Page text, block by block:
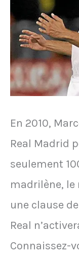
des
matches
à
cause
son
bracelet
électronique
En 2010,
Real Madrid
seulement
madrilène,
une clause
Real
Connaissez-